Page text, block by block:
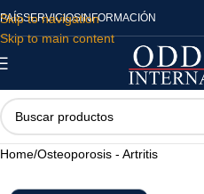
Skip to navigation
Skip to main content
PAÍSSERVICIOSINFORMACIÓN
Home/Osteoporosis - Artritis